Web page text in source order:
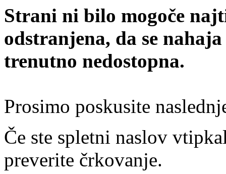
Strani ni bilo mogoče
odstranjena, da se
trenutno nedostopna.
Prosimo poskusite
Če ste spletni naslov
preverite črkovanje.